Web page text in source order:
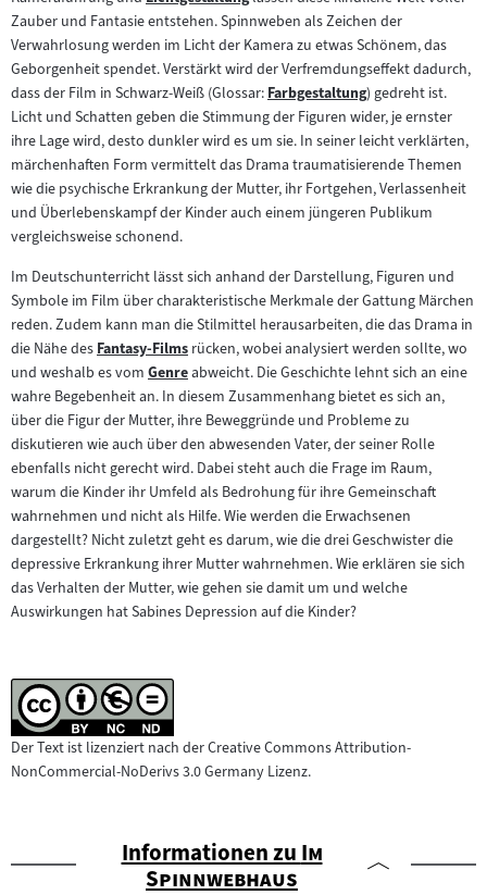
Inhalt:
Zum
Inhalt:
Zauber und Fantasie entstehen. Spinnweben als Zeichen der
Verwahrlosung werden im Licht der Kamera zu etwas Schönem, das
Geborgenheit spendet. Verstärkt wird der Verfremdungseffekt dadurch,
dass der Film in Schwarz-Weiß (Glossar:Zum
Inhalt:
Farbgestaltung) gedreht ist.
Licht und Schatten geben die Stimmung der Figuren wider, je ernster
ihre Lage wird, desto dunkler wird es um sie. In seiner leicht verklärten,
märchenhaften Form vermittelt das Drama traumatisierende Themen
wie die psychische Erkrankung der Mutter, ihr Fortgehen, Verlassenheit
und Überlebenskampf der Kinder auch einem jüngeren Publikum
vergleichsweise schonend.
Im Deutschunterricht lässt sich anhand der Darstellung, Figuren und
Symbole im Film über charakteristische Merkmale der Gattung Märchen
reden. Zudem kann man die Stilmittel herausarbeiten, die das Drama in
die Nähe desZum
Inhalt:
Fantasy-Films rücken, wobei analysiert werden sollte, wo
und weshalb es vom Zum
Inhalt:
Genreabweicht. Die Geschichte lehnt sich an eine
wahre Begebenheit an. In diesem Zusammenhang bietet es sich an,
über die Figur der Mutter, ihre Beweggründe und Probleme zu
diskutieren wie auch über den abwesenden Vater, der seiner Rolle
ebenfalls nicht gerecht wird. Dabei steht auch die Frage im Raum,
warum die Kinder ihr Umfeld als Bedrohung für ihre Gemeinschaft
wahrnehmen und nicht als Hilfe. Wie werden die Erwachsenen
dargestellt? Nicht zuletzt geht es darum, wie die drei Geschwister die
depressive Erkrankung ihrer Mutter wahrnehmen. Wie erklären sie sich
das Verhalten der Mutter, wie gehen sie damit um und welche
Auswirkungen hat Sabines Depression auf die Kinder?
Der Text ist lizenziert nach der Creative Commons Attribution-
NonCommercial-NoDerivs 3.0 Germany Lizenz.
Informationen zu "
Im
Spinnwebhaus